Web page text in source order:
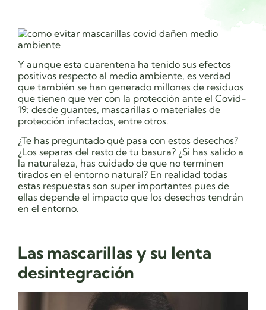
Y aunque esta cuarentena ha tenido sus efectos
positivos respecto al medio ambiente, es verdad
que también se han generado millones de residuos
que tienen que ver con la protección ante el Covid-
19: desde guantes, mascarillas o materiales de
protección infectados, entre otros.
¿Te has preguntado qué pasa con estos desechos?
¿Los separas del resto de tu basura? ¿Si has salido a
la naturaleza, has cuidado de que no terminen
tirados en el entorno natural? En realidad todas
estas respuestas son super importantes pues de
ellas depende el impacto que los desechos tendrán
en el entorno.
Las mascarillas y su lenta
desintegración